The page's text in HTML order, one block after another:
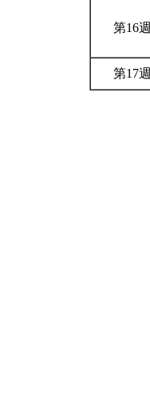
第16週
第17週